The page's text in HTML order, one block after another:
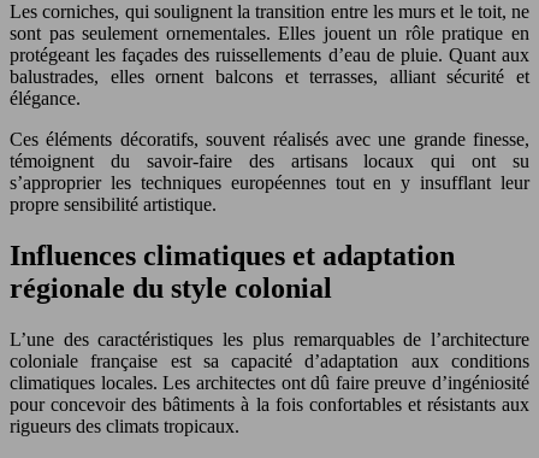
Les corniches, qui soulignent la transition entre les murs et le toit, ne
sont pas seulement ornementales. Elles jouent un rôle pratique en
protégeant les façades des ruissellements d’eau de pluie. Quant aux
balustrades, elles ornent balcons et terrasses, alliant sécurité et
élégance.
Ces éléments décoratifs, souvent réalisés avec une grande finesse,
témoignent du savoir-faire des artisans locaux qui ont su
s’approprier les techniques européennes tout en y insufflant leur
propre sensibilité artistique.
Influences climatiques et adaptation
régionale du style colonial
L’une des caractéristiques les plus remarquables de l’architecture
coloniale française est sa capacité d’adaptation aux conditions
climatiques locales. Les architectes ont dû faire preuve d’ingéniosité
pour concevoir des bâtiments à la fois confortables et résistants aux
rigueurs des climats tropicaux.